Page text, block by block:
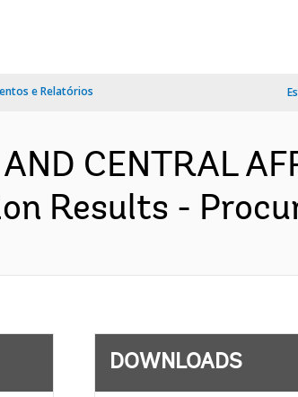
e Relatórios
CENTRAL
Results -
DOWNLOADS